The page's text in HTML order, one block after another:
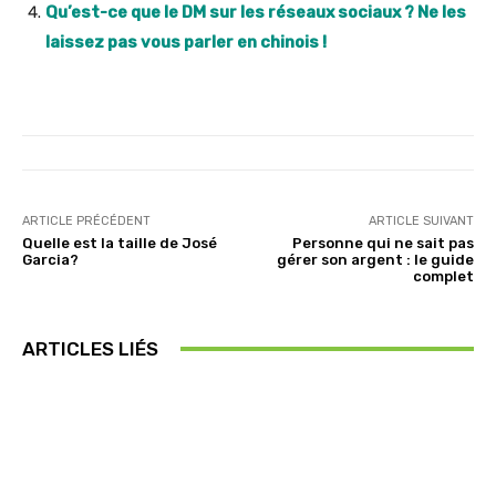
Qu’est-ce que le DM sur les réseaux sociaux ? Ne les
laissez pas vous parler en chinois !
ARTICLE PRÉCÉDENT
Quelle est la taille de José
Garcia?
ARTICLE SUIVANT
Personne qui ne sait pas
gérer son argent : le guide
complet
ARTICLES LIÉS